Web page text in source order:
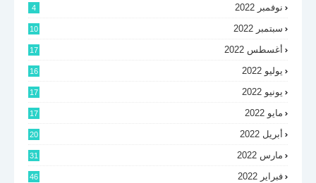
نوفمبر 2022 4
سبتمبر 2022 10
أغسطس 2022 17
يوليو 2022 16
يونيو 2022 17
مايو 2022 17
أبريل 2022 20
مارس 2022 31
فبراير 2022 46